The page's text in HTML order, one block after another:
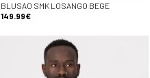
BLUSAO SMK LOSANGO BEGE
149.99€